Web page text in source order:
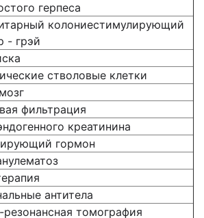
герпеса
колониестимулирующий
- грэй
стволовые клетки
фильтрация
креатинина
гормон
антитела
резонансная томография